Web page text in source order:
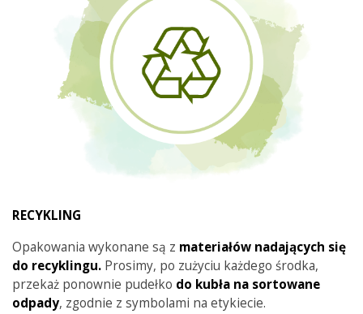
RECYKLING
Opakowania wykonane są z materiałów nadających się
do recyklingu. Prosimy, po zużyciu każdego środka,
przekaż ponownie pudełko do kubła na sortowane
odpady, zgodnie z symbolami na etykiecie.